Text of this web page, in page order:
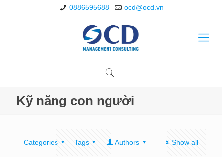
0886595688 ocd@ocd.vn
Kỹ năng con người
Categories Tags Authors Show all